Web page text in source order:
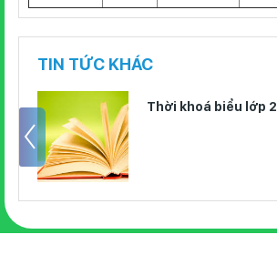
TIN TỨC KHÁC
Thời khoá biểu lớp 2